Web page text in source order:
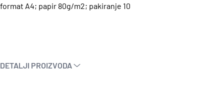
format A4; papir 80g/m2; pakiranje 10
DETALJI PROIZVODA